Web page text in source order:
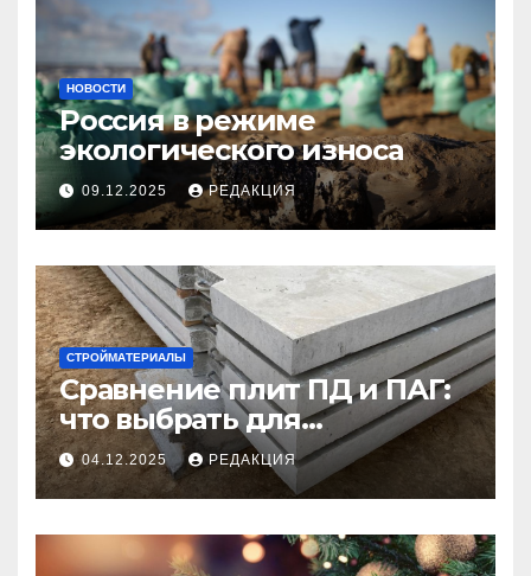
НОВОСТИ
Россия в режиме
экологического износа
09.12.2025 РЕДАКЦИЯ
СТРОЙМАТЕРИАЛЫ
Сравнение плит ПД и ПАГ:
что выбрать для
долговечного и прочного
покрытия
04.12.2025 РЕДАКЦИЯ